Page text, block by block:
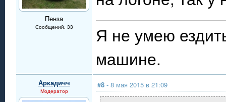
Пенза
Сообщений: 33
Я не умею
машине.
Аркадичч
Модератор
#8 - 8 мая 2015 в 21:09